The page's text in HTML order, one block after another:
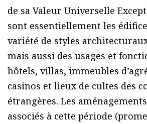
de sa Valeur Universelle
sont essentiellement les
variété de styles
mais aussi des usages et
hôtels, villas, immeubles
casinos et lieux de cultes des
étrangères. Les
associés à cette période